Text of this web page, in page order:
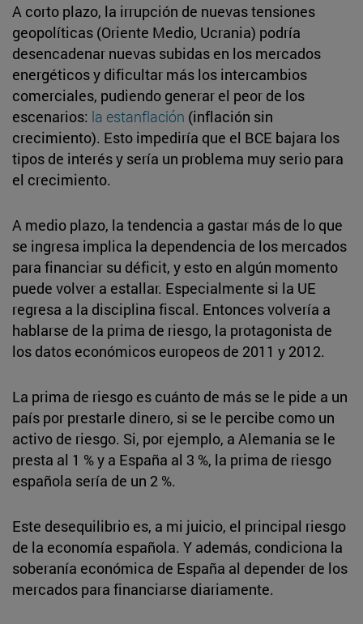
A corto plazo, la irrupción de nuevas tensiones
geopolíticas (Oriente Medio, Ucrania) podría
desencadenar nuevas subidas en los mercados
energéticos y dificultar más los intercambios
comerciales, pudiendo generar el peor de los
escenarios: la estanflación (inflación sin
crecimiento). Esto impediría que el BCE bajara los
tipos de interés y sería un problema muy serio para
el crecimiento.
A medio plazo, la tendencia a gastar más de lo que
se ingresa implica la dependencia de los mercados
para financiar su déficit, y esto en algún momento
puede volver a estallar. Especialmente si la UE
regresa a la disciplina fiscal. Entonces volvería a
hablarse de la prima de riesgo, la protagonista de
los datos económicos europeos de 2011 y 2012.
La prima de riesgo es cuánto de más se le pide a un
país por prestarle dinero, si se le percibe como un
activo de riesgo. Si, por ejemplo, a Alemania se le
presta al 1 % y a España al 3 %, la prima de riesgo
española sería de un 2 %.
Este desequilibrio es, a mi juicio, el principal riesgo
de la economía española. Y además, condiciona la
soberanía económica de España al depender de los
mercados para financiarse diariamente.